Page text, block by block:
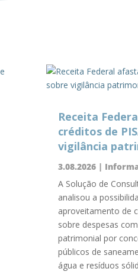
Receita
créditos de
vigilância
3.08.2026|
A Solução de
analisou a
aproveitamento de
sobre despesas
patrimonial por
públicos de
água e resíduos